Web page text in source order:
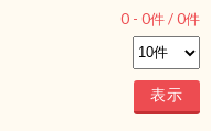
0 - 0件 /0件